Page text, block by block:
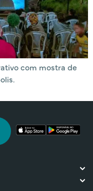
com mostra de